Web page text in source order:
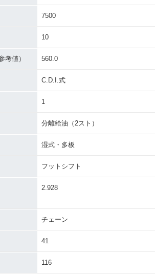
7500
10
考値） 560.0
C.D.I.式
1
分離給油（2スト）
湿式・多板
フットシフト
2.928
チェーン
41
116